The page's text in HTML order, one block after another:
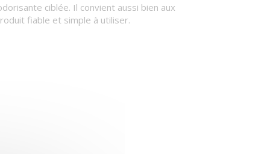
ciblée. Il convient aussi bien aux
fiable et simple à utiliser.